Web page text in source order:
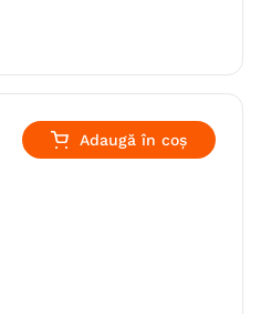
Adaugă în coș